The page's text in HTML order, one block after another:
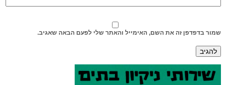
שמור בדפדפן זה את השם, האימייל והאתר שלי לפעם הבאה שאגיב.